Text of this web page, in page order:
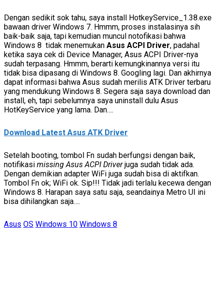
Dengan sedikit sok tahu, saya install HotkeyService_1.38.exe
bawaan driver Windows 7. Hmmm, proses instalasinya sih
baik-baik saja, tapi kemudian muncul notofikasi bahwa
Windows 8 tidak menemukan Asus ACPI Driver, padahal
ketika saya cek di Device Manager, Asus ACPI Driver-nya
sudah terpasang. Hmmm, berarti kemungkinannya versi itu
tidak bisa dipasang di Windows 8. Googling lagi. Dan akhirnya
dapat informasi bahwa Asus sudah merilis ATK Driver terbaru
yang mendukung Windows 8. Segera saja saya download dan
install, eh, tapi sebelumnya saya uninstall dulu Asus
HotKeyService yang lama. Dan….
Download Latest Asus ATK Driver
Setelah booting, tombol Fn sudah berfungsi dengan baik,
notifikasi missing Asus ACPI Driverjuga sudah tidak ada.
Dengan demikian adapter WiFi juga sudah bisa di aktifkan.
Tombol Fn ok; WiFi ok. Sip!!! Tidak jadi terlalu kecewa dengan
Windows 8. Harapan saya satu saja, seandainya Metro UI ini
bisa dihilangkan saja….
Asus OS Windows 10 Windows 8